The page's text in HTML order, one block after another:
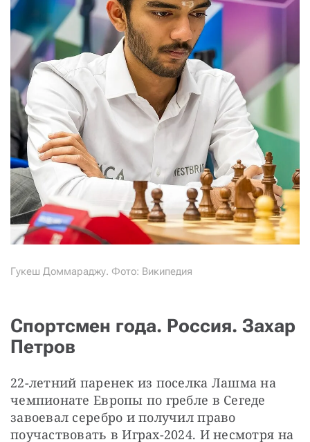
Гукеш Доммараджу. Фото: Википедия
Спортсмен года. Россия. Захар
Петров
22-летний паренек из поселка Лашма на
чемпионате Европы по гребле в Сегеде
завоевал серебро и получил право
поучаствовать в Играх-2024. И несмотря на